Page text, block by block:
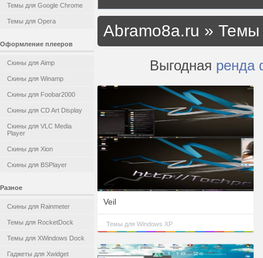
Темы для Google Chrome
Темы для Opera
Оформление плееров
Скины для Aimp
Скины для Winamp
Скины для Foobar2000
Скины для CD Art Display
Скины для VLC Media
Player
Скины для Xion
Скины для BSPlayer
Разное
Скины для Rainmeter
Темы для RocketDock
Темы для XWindows Dock
Гаджеты для Xwidget
Abramo8a.ru » Темы
Выгодная ренда
Veil
Темы для Windows XP